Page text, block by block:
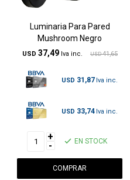
Luminaria Para Pared
Mushroom Negro
USD 37,49 USD 41,65
USD 31,87
USD 33,74
+
- EN STOCK